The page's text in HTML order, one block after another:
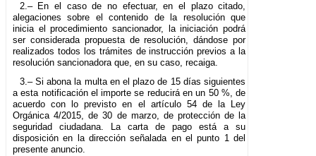
2.– En el caso de no efectuar, en el plazo citado,
alegaciones sobre el contenido de la resolución que
inicia el procedimiento sancionador, la iniciación podrá
ser considerada propuesta de resolución, dándose por
realizados todos los trámites de instrucción previos a la
resolución sancionadora que, en su caso, recaiga.
3.– Si abona la multa en el plazo de 15 días siguientes
a esta notificación el importe se reducirá en un 50 %, de
acuerdo con lo previsto en el artículo 54 de la Ley
Orgánica 4/2015, de 30 de marzo, de protección de la
seguridad ciudadana. La carta de pago está a su
disposición en la dirección señalada en el punto 1 del
presente anuncio.